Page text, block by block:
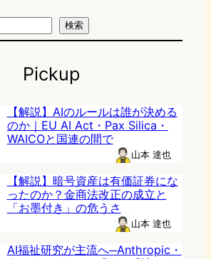
検索
Pickup
【解説】AIのルールは誰が決める
のか｜EU AI Act・Pax Silica・
WAICOと国連の間で
山本 達也
【解説】暗号資産は有価証券にな
ったのか？金商法改正の成立と
「お墨付き」の危うさ
山本 達也
AI福祉研究が主流へ─Anthropic・